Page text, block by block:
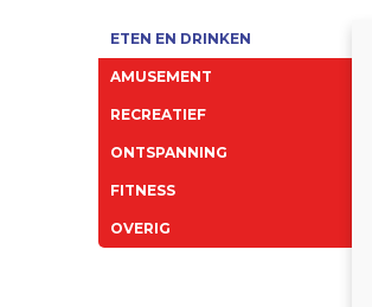
ETEN EN DRINKEN
AMUSEMENT
RECREATIEF
ONTSPANNING
FITNESS
OVERIG